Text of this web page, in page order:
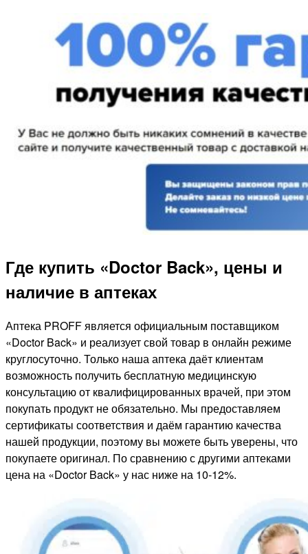
Где купить «Doctor Back», цены и
наличие в аптеках
Аптека PROFF является официальным поставщиком
«Doctor Back» и реализует свой товар в онлайн режиме
круглосуточно. Только наша аптека даёт клиентам
возможность получить бесплатную медицинскую
консультацию от квалифицированных врачей, при этом
покупать продукт не обязательно. Мы предоставляем
сертификаты соответствия и даём гарантию качества
нашей продукции, поэтому вы можете быть уверены, что
покупаете оригинал. По сравнению с другими аптеками
цена на «Doctor Back» у нас ниже на 10-12%.